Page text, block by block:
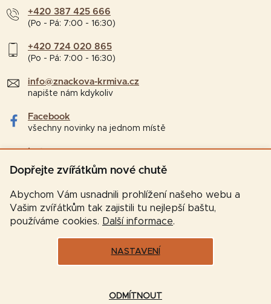
Dopřejte zvířátkům nové chutě
Abychom Vám usnadnili prohlížení našeho webu a
Vašim zvířátkům tak zajistili tu nejlepší baštu,
používáme cookies. Další informace.
NASTAVENÍ
ODMÍTNOUT
+420 387 425 666
(Po - Pá: 7:00 - 16:30)
+420 724 020 865
(Po - Pá: 7:00 - 16:30)
info@znackova-krmiva.cz
napište nám kdykoliv
Facebook
všechny novinky na jednom místě
Instagram
tipy a zajímavosti pro chovatele
Vytvořil Shoptet